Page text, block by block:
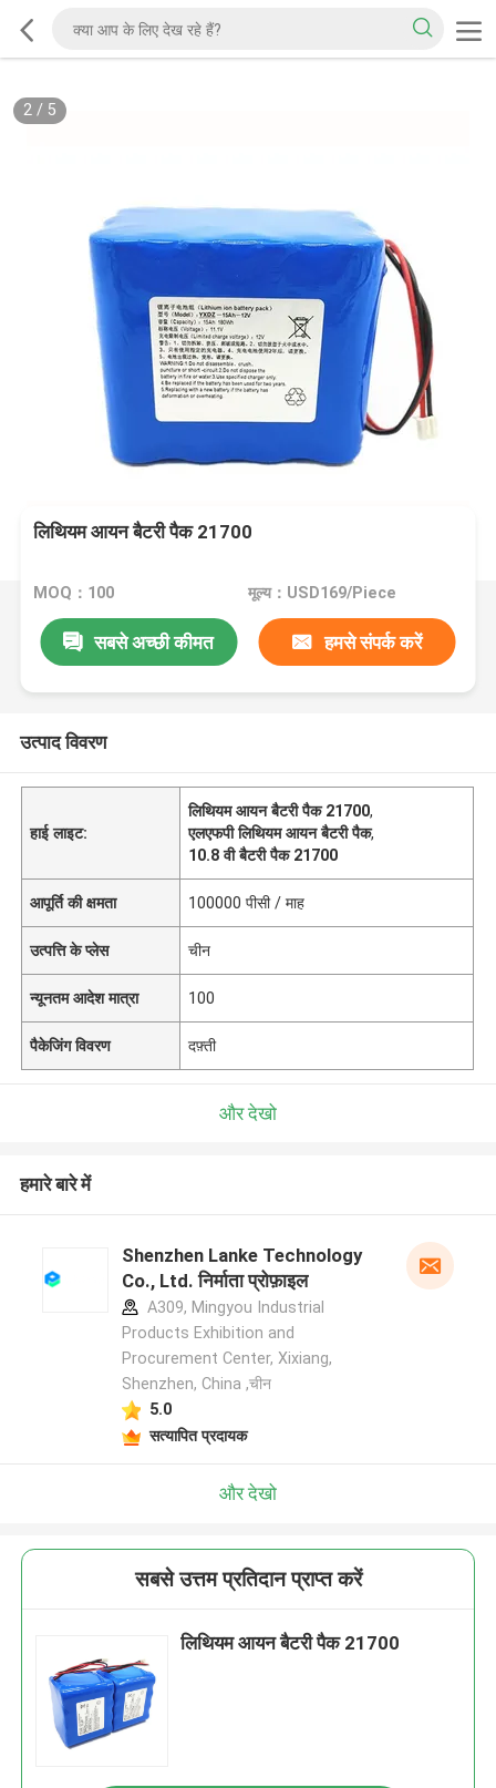
2/ 5
लिथियम आयन बैटरी पैक 21700
MOQ：100 मूल्य：USD169/Piece
सबसे अच्छी कीमत हमसे संपर्क करें
उत्पाद विवरण
हाई लाइट:
लिथियम आयन बैटरी पैक 21700,
एलएफपी लिथियम आयन बैटरी पैक,
10.8 वी बैटरी पैक 21700
आपूर्ति की क्षमता 100000 पीसी / माह
उत्पत्ति के प्लेस चीन
न्यूनतम आदेश मात्रा 100
पैकेजिंग विवरण दफ़्ती
और देखो
हमारे बारे में
Shenzhen Lanke Technology
Co., Ltd. निर्माता प्रोफ़ाइल
A309, Mingyou Industrial
Products Exhibition and
Procurement Center, Xixiang,
Shenzhen, China ,चीन
5.0
सत्यापित प्रदायक
और देखो
सबसे उत्तम प्रतिदान प्राप्त करें
लिथियम आयन बैटरी पैक 21700